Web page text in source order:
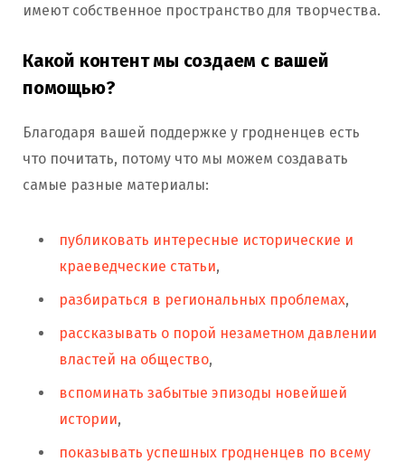
имеют собственное пространство для творчества.
Какой контент мы создаем с вашей
помощью?
Благодаря вашей поддержке у гродненцев есть
что почитать, потому что мы можем создавать
самые разные материалы:
публиковать интересные исторические и
краеведческие статьи,
разбираться в региональных проблемах,
рассказывать о порой незаметном давлении
властей на общество,
вспоминать забытые эпизоды новейшей
истории,
показывать успешных гродненцев по всему